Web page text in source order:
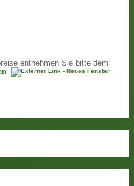
entnehmen Sie bitte dem
.